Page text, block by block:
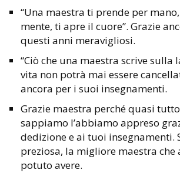
“Una maestra ti prende per
mente, ti apre il cuore”. Grazie
questi anni meravigliosi.
“Ciò che una maestra scrive sulla
vita non potrà mai essere
ancora per i suoi insegnamenti.
Grazie maestra perché quasi
sappiamo l’abbiamo appreso
dedizione e ai tuoi insegnamenti.
preziosa, la migliore maestra che
potuto avere.